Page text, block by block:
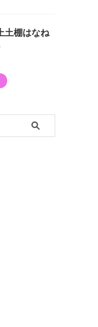
棚はなね